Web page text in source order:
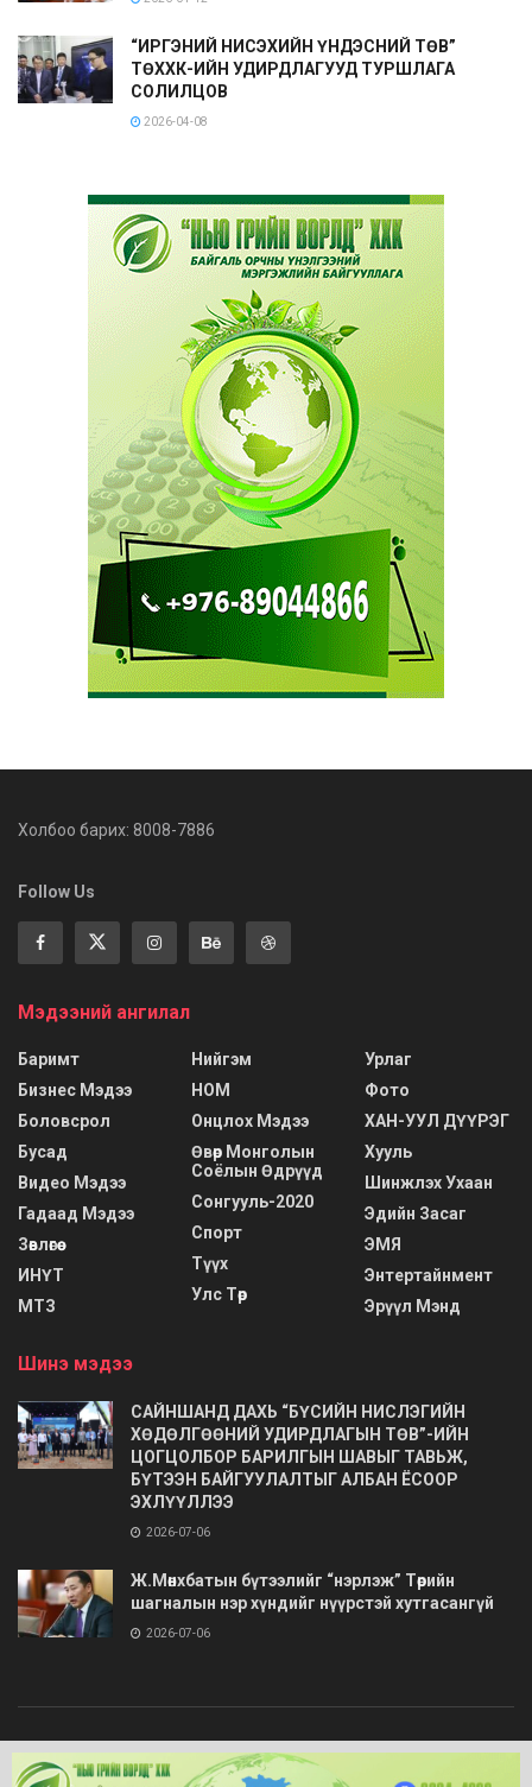
“ИРГЭНИЙ НИСЭХИЙН ҮНДЭСНИЙ ТӨВ”
ТӨХХК-ИЙН УДИРДЛАГУУД ТУРШЛАГА
СОЛИЛЦОВ
2026-04-08
Холбоо барих: 8008-7886
Follow Us
Мэдээний ангилал
Баримт
Бизнес Мэдээ
Боловсрол
Бусад
Видео Мэдээ
Гадаад Мэдээ
Зөвлөгөө
ИНҮТ
МТЗ
Нийгэм
НОМ
Онцлох Мэдээ
Өвөр Монголын
Соёлын Өдрүүд
Сонгууль-2020
Спорт
Түүх
Улс Төр
Урлаг
Фото
ХАН-УУЛ ДҮҮРЭГ
Хууль
Шинжлэх Ухаан
Эдийн Засаг
ЭМЯ
Энтертайнмент
Эрүүл Мэнд
Шинэ мэдээ
САЙНШАНД ДАХЬ “БҮСИЙН НИСЛЭГИЙН
ХӨДӨЛГӨӨНИЙ УДИРДЛАГЫН ТӨВ”-ИЙН
ЦОГЦОЛБОР БАРИЛГЫН ШАВЫГ ТАВЬЖ,
БҮТЭЭН БАЙГУУЛАЛТЫГ АЛБАН ЁСООР
ЭХЛҮҮЛЛЭЭ
2026-07-06
Ж.Мөнхбатын бүтээлийг “нэрлэж” Төрийн
шагналын нэр хүндийг нүүрстэй хутгасангүй
2026-07-06
© 2020 Barimt.com- Зохиогчийн эрх хуулиар хамгаалагдсан. Загварыг